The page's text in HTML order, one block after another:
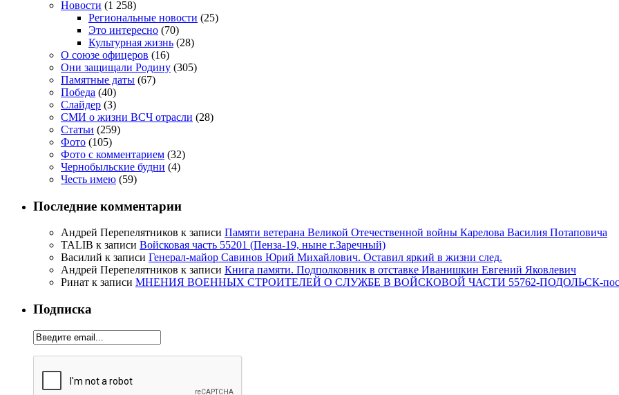
Новости (1 258)
Региональные новости (25)
Это интересно (70)
Культурная жизнь (28)
О союзе офицеров (16)
Они защищали Родину (305)
Памятные даты (67)
Победа (40)
Слайдер (3)
СМИ о жизни ВСЧ отрасли (28)
Статьи (259)
Фото (105)
Фото с комментарием (32)
Чернобыльские будни (4)
Честь имею (59)
Последние комментарии
Андрей Перепелятников к записи Памяти ветерана Великой Отечественной войны Карелова Василия Потаповича
TALIB к записи Войсковая часть 55201 (Пенза-19, ныне г.Заречный)
Василий к записи Генерал-майор Савинов Юрий Михайлович. Оставил яркий в жизни след.
Андрей Перепелятников к записи Книга памяти. Подполковник в отставке Иванишкин Евгений Яковлевич
Ринат к записи МНЕНИЯ ВОЕННЫХ СТРОИТЕЛЕЙ О СЛУЖБЕ В ВОЙСКОВОЙ ЧАСТИ 55762-ПОДОЛЬСК-
Подписка